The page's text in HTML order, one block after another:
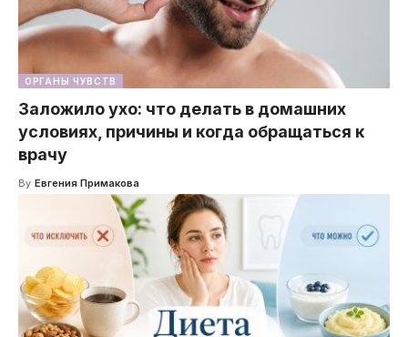
ОРГАНЫ ЧУВСТВ
Заложило ухо: что делать в домашних
условиях, причины и когда обращаться к
врачу
By Евгения Примакова